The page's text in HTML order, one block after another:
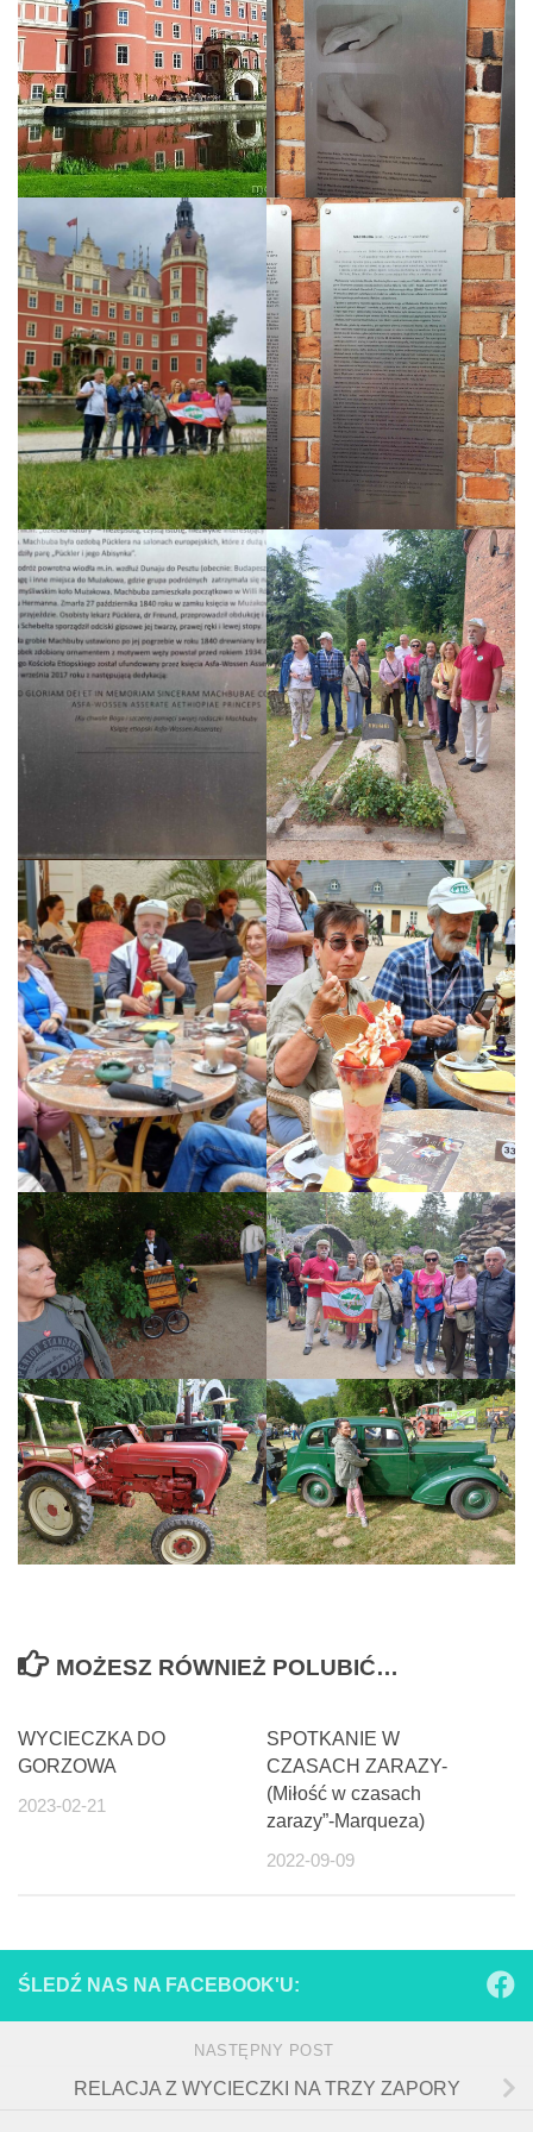
MOŻESZ RÓWNIEŻ POLUBIĆ…
WYCIECZKA DO
GORZOWA
2023-02-21
SPOTKANIE W
CZASACH ZARAZY-
(Miłość w czasach
zarazy”-Marqueza)
2022-09-09
ŚLEDŹ NAS NA FACEBOOK'U:
NASTĘPNY POST
RELACJA Z WYCIECZKI NA TRZY ZAPORY